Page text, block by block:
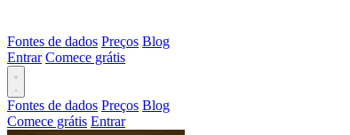
Fontes de dados Preços Blog
Entrar Comece grátis
Fontes de dados Preços Blog
Comece grátis Entrar